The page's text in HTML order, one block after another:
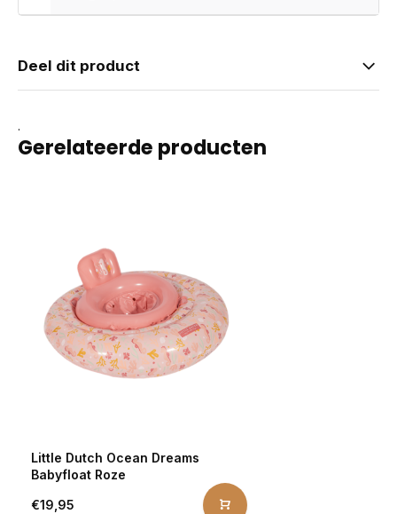
Deel dit product
.
Gerelateerde producten
Little Dutch Ocean Dreams
Babyfloat Roze
€19,95